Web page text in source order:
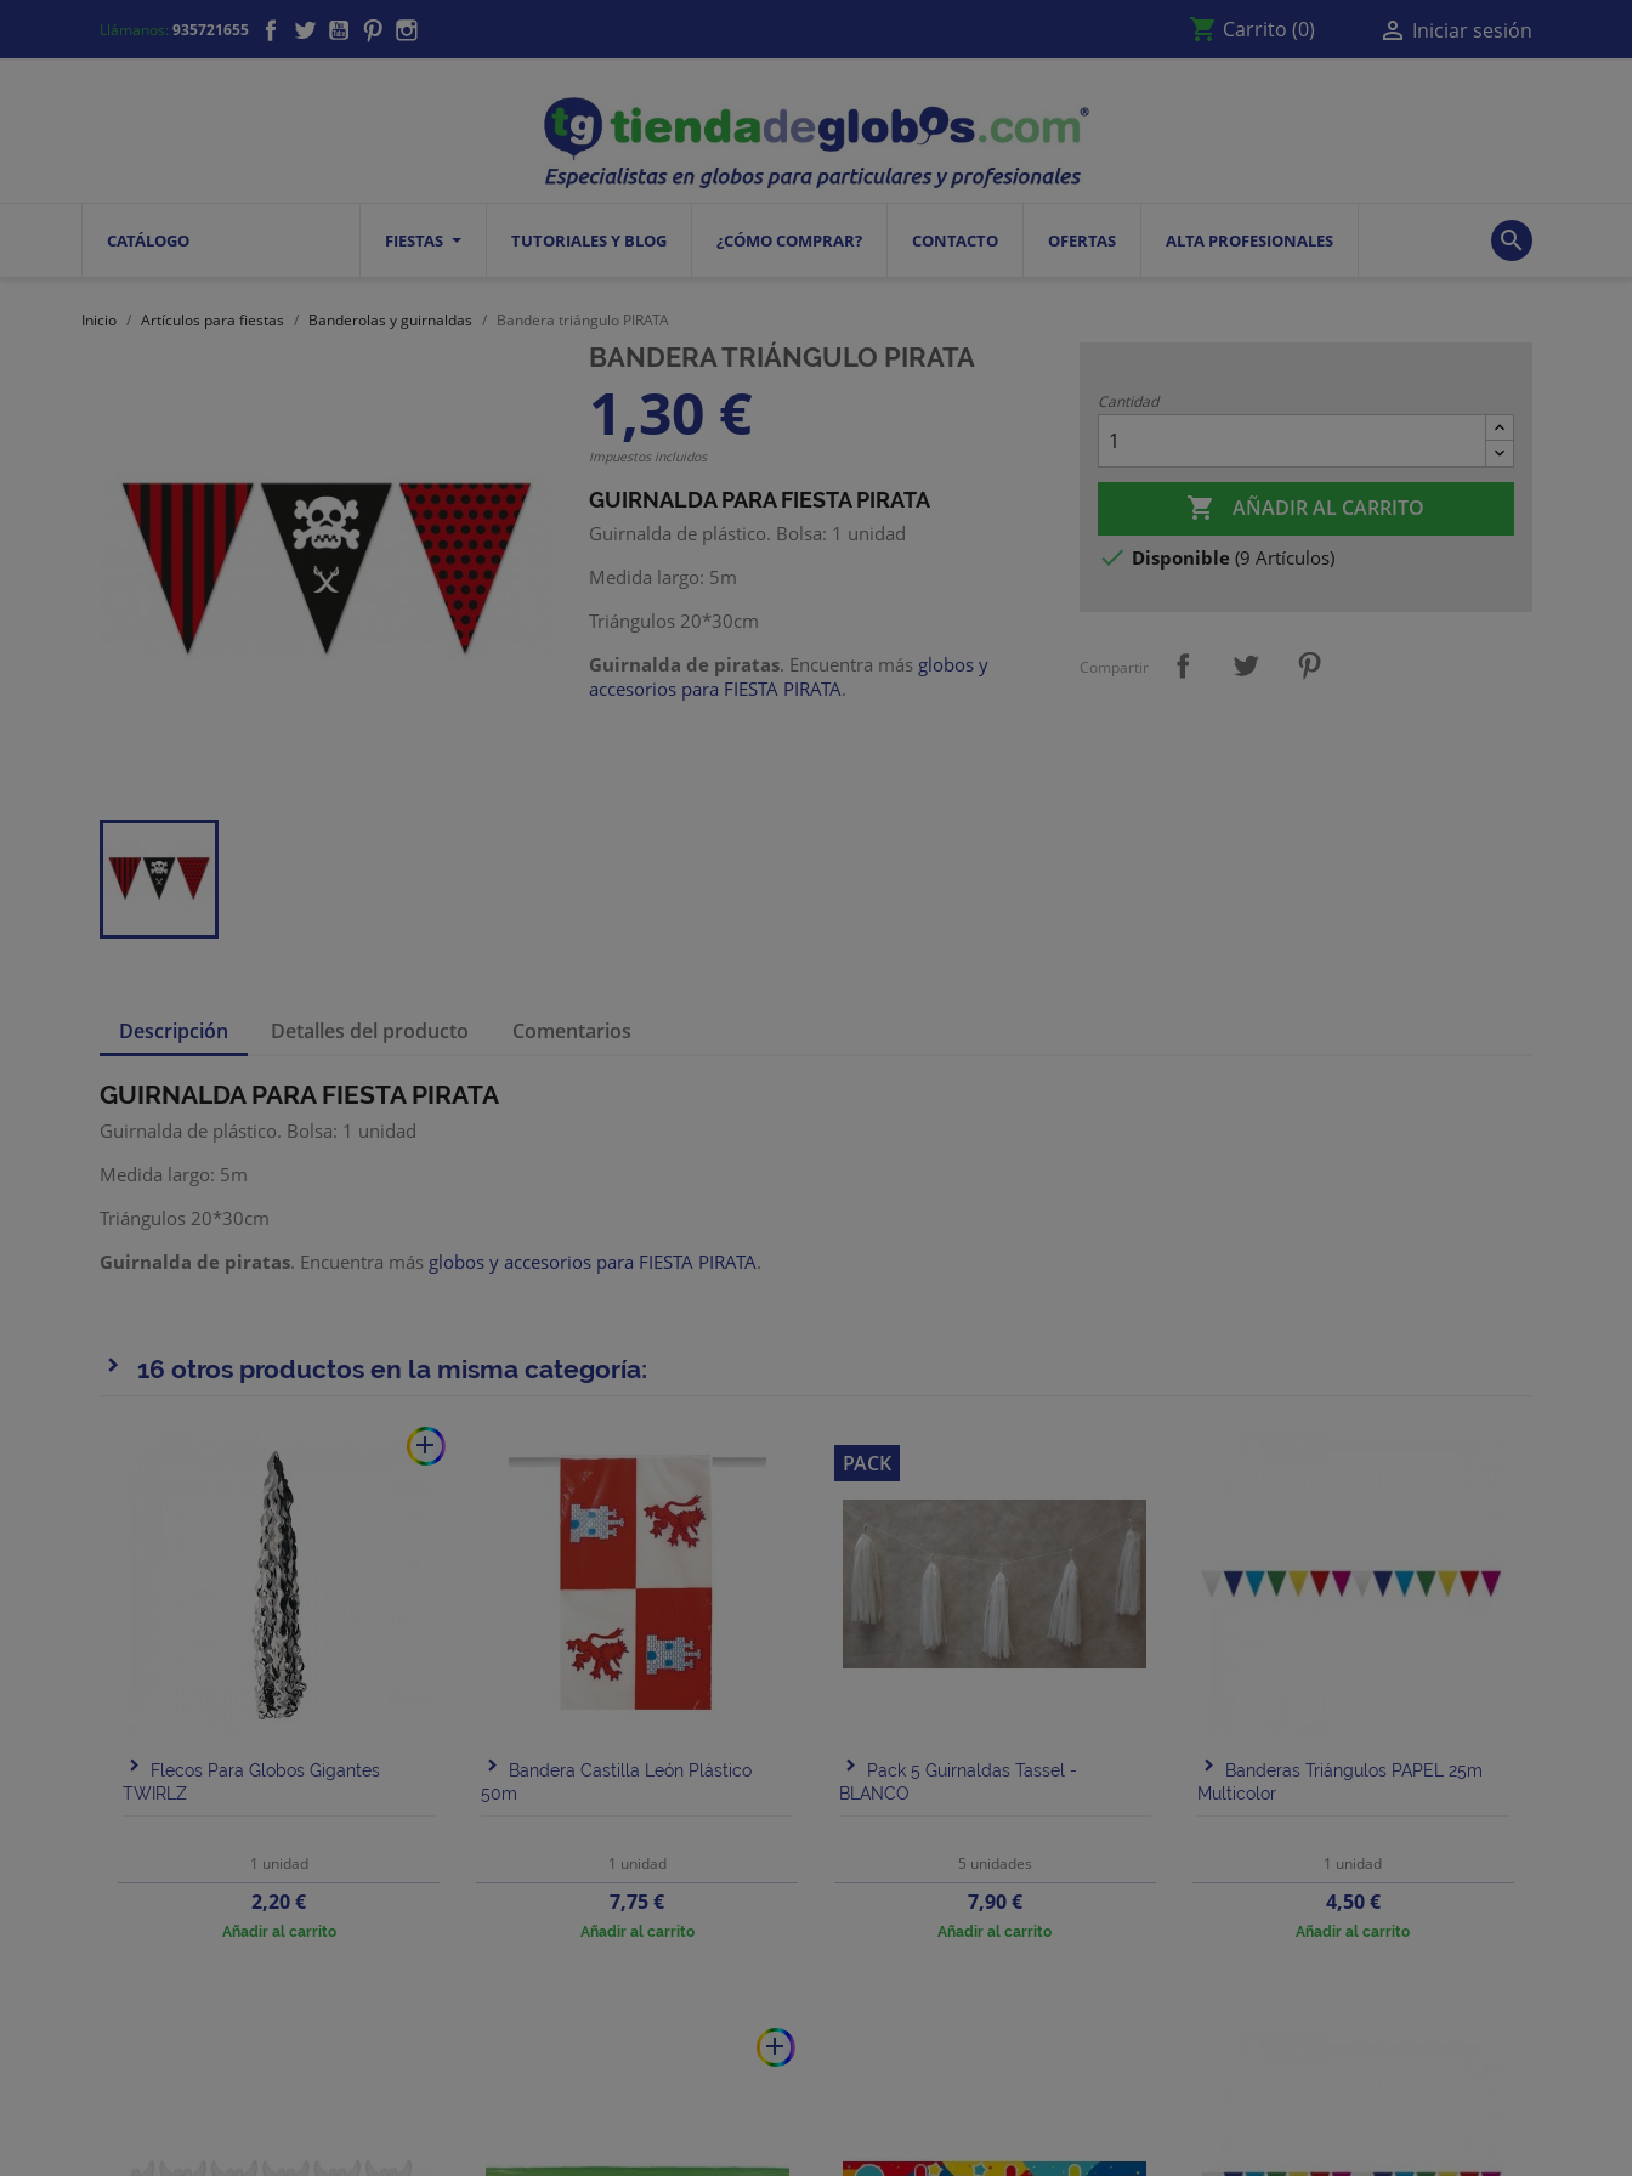
Llámanos:935721655 Facebook
TwitterYouTubePinterest shopping_cart Carrito (0)  Iniciar sesión
CATÁLOGO FIESTAS TUTORIALES Y BLOG ¿CÓMO COMPRAR? CONTACTO OFERTAS ALTA PROFESIONALES 
Inicio Artículos para fiestas Banderolas y guirnaldas Bandera triángulo PIRATA
BANDERA TRIÁNGULO PIRATA
1,30 €
Impuestos incluidos
GUIRNALDA PARA FIESTA PIRATA
Guirnalda de plástico. Bolsa: 1 unidad
Medida largo: 5m
Triángulos 20*30cm
Guirnalda de piratas. Encuentra más globos y
accesorios para FIESTA PIRATA.
Cantidad
 AÑADIR AL CARRITO
 Disponible (9 Artículos)
Compartir
Descripción Detalles del producto Comentarios
GUIRNALDA PARA FIESTA PIRATA
Guirnalda de plástico. Bolsa: 1 unidad
Medida largo: 5m
Triángulos 20*30cm
Guirnalda de piratas. Encuentra más globos y accesorios para FIESTA PIRATA.
16 otros productos en la misma categoría:
add
Flecos Para Globos Gigantes
TWIRLZ
1 unidad
Precio
2,20 €
Añadir al carrito
Bandera Castilla León Plástico
50m
1 unidad
Precio
7,75 €
Añadir al carrito
Pack 5 Guirnaldas Tassel -
BLANCO
5 unidades
Precio
7,90 €
Añadir al carrito
PACK
Banderas Triángulos PAPEL 25m
Multicolor
1 unidad
Precio
4,50 €
Añadir al carrito
add